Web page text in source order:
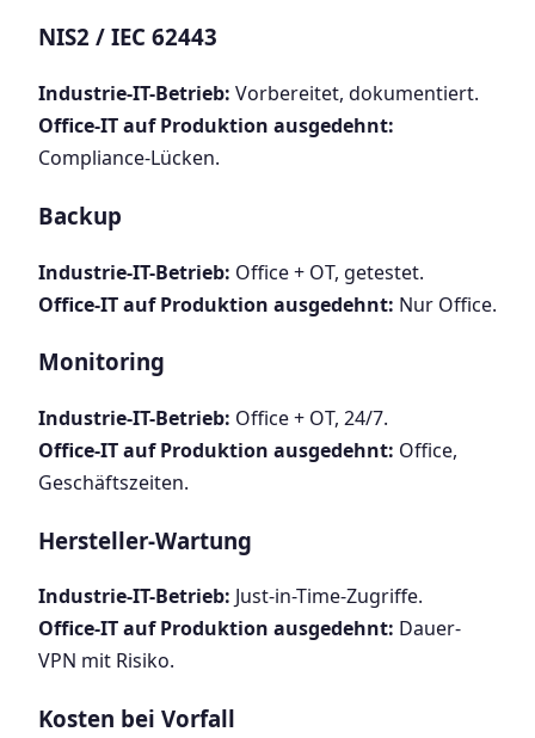
NIS2 / IEC 62443
Industrie-IT-Betrieb: Vorbereitet, dokumentiert.
Office-IT auf Produktion ausgedehnt:
Compliance-Lücken.
Backup
Industrie-IT-Betrieb: Office + OT, getestet.
Office-IT auf Produktion ausgedehnt: Nur Office.
Monitoring
Industrie-IT-Betrieb: Office + OT, 24/7.
Office-IT auf Produktion ausgedehnt: Office,
Geschäftszeiten.
Hersteller-Wartung
Industrie-IT-Betrieb: Just-in-Time-Zugriffe.
Office-IT auf Produktion ausgedehnt: Dauer-
VPN mit Risiko.
Kosten bei Vorfall